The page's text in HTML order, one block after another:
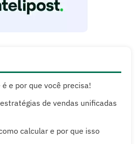
e por que você precisa!
de vendas unificadas
calcular e por que isso